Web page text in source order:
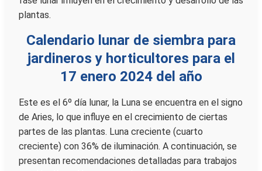
plantas.
Calendario lunar de siembra para
jardineros y horticultores para el
17 enero 2024 del año
Este es el 6º día lunar, la Luna se encuentra en el signo
de Aries, lo que influye en el crecimiento de ciertas
partes de las plantas. Luna creciente (cuarto
creciente) con 36% de iluminación. A continuación, se
presentan recomendaciones detalladas para trabajos